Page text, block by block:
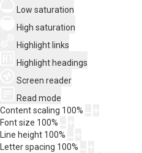
Low saturation
High saturation
Highlight links
Highlight headings
Screen reader
Read mode
Content scaling 100%
Font size 100%
Line height 100%
Letter spacing 100%